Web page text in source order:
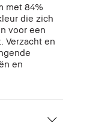
met 84%
die zich
voor een
Verzacht en
en